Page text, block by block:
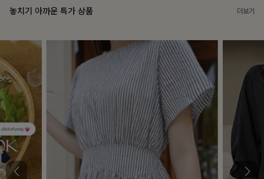
놓치기 아까운 특가 상품 더보기